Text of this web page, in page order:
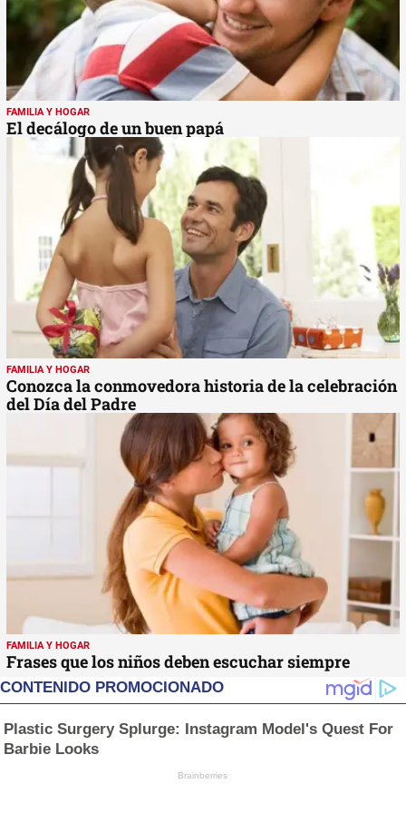
FAMILIA Y HOGAR
El decálogo de un buen papá
FAMILIA Y HOGAR
Conozca la conmovedora historia de la celebración
del Día del Padre
FAMILIA Y HOGAR
Frases que los niños deben escuchar siempre
CONTENIDO PROMOCIONADO
Plastic Surgery Splurge: Instagram Model's Quest For
Barbie Looks
Brainberries